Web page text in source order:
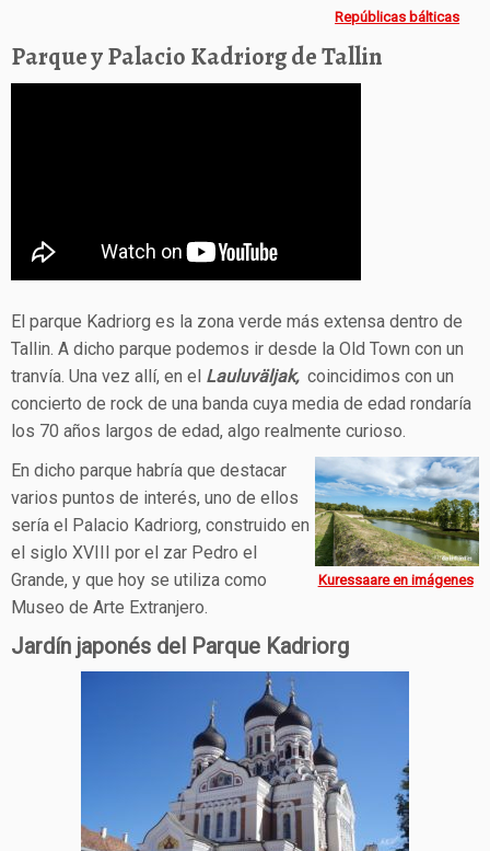
Repúblicas bálticas
Parque y Palacio Kadriorg de Tallin
El parque Kadriorg es la zona verde más extensa dentro de
Tallin. A dicho parque podemos ir desde la Old Town con un
tranvía. Una vez allí, en el Lauluväljak, coincidimos con un
concierto de rock de una banda cuya media de edad rondaría
los 70 años largos de edad, algo realmente curioso.
Kuressaare en imágenes
En dicho parque habría que destacar
varios puntos de interés, uno de ellos
sería el Palacio Kadriorg, construido en
el siglo XVIII por el zar Pedro el
Grande, y que hoy se utiliza como
Museo de Arte Extranjero.
Jardín japonés del Parque Kadriorg